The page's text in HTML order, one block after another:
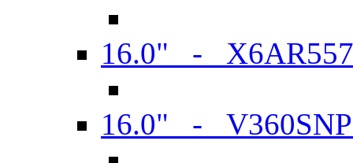
16.0" -
16.0" -